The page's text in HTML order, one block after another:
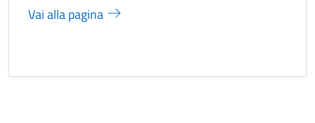
Vai alla pagina